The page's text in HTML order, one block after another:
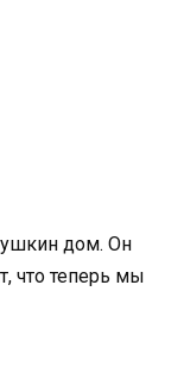
дом. Он
что теперь мы